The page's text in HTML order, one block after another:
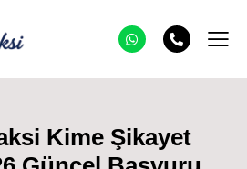
Kime Şikayet